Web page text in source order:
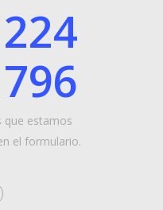
que estamos
el formulario.